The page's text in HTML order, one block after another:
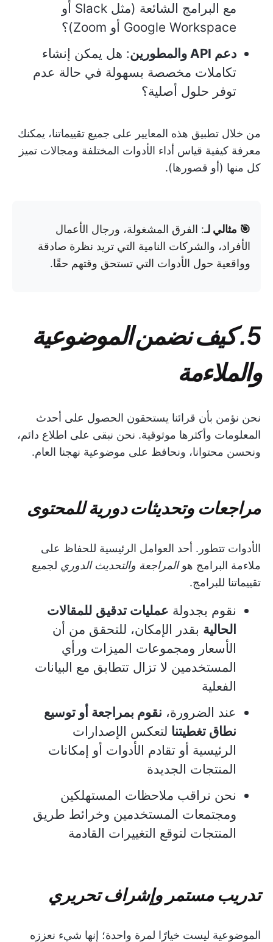
مع البرامج الشائعة (مثل Slack أو
Google Workspace أو Zoom)؟
دعم API والمطورين
: هل يمكن إنشاء
تكاملات مخصصة بسهولة في حالة عدم
توفر حلول أصلية؟
من خلال تطبيق هذه المعايير على جميع تقييماتنا، يمكنك
معرفة كيفية قياس أداء الأدوات المختلفة ومجالات تميز
كل منها (أو قصورها).
🎯 مثالي لـ: الفرق المشغولة، ورجال الأعمال
الأفراد، والشركات النامية التي تريد نظرة صادقة
وواقعية حول الأدوات التي تستحق وقتهم حقًا.
5. كيف نضمن الموضوعية
والملاءمة
نحن نؤمن بأن قرائنا يستحقون الحصول على أحدث
المعلومات وأكثرها موثوقية. نحن نبقى على اطلاع دائم،
ونحسن محتوانا، ونحافظ على موضوعية نهجنا العام.
مراجعات وتحديثات دورية للمحتوى
الأدوات تتطور. أحد العوامل الرئيسية للحفاظ على
ملاءمة البرامج هوالمراجعة والتحديث الدوري لجميع
تقييماتنا للبرامج.
نقوم بجدولة عمليات تدقيق للمقالات
الحالية بقدر الإمكان، للتحقق من أن
الأسعار ومجموعات الميزات ورأي
المستخدمين لا تزال تتطابق مع البيانات
الفعلية
عند الضرورة، نقوم بمراجعة أو توسيع
نطاق تغطيتنا لتعكس الإصدارات
الرئيسية أو تقادم الأدوات أو إمكانات
المنتجات الجديدة
نحن نراقب ملاحظات المستهلكين
ومجتمعات المستخدمين وخرائط طريق
المنتجات لتوقع التغييرات القادمة
تدريب مستمر وإشراف تحريري
الموضوعية ليست خيارًا لمرة واحدة؛ إنها شيء نعززه